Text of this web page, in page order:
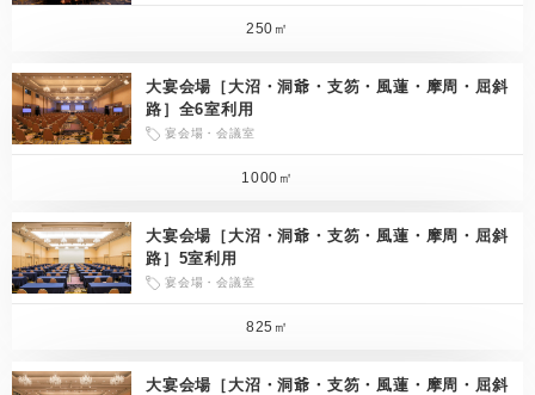
250㎡
大宴会場［大沼・洞爺・支笏・風蓮・摩周・屈斜
路］全6室利用
宴会場・会議室
1000㎡
大宴会場［大沼・洞爺・支笏・風蓮・摩周・屈斜
路］5室利用
宴会場・会議室
825㎡
大宴会場［大沼・洞爺・支笏・風蓮・摩周・屈斜